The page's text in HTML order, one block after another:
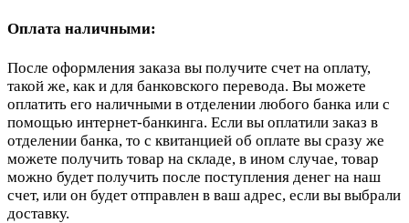
Оплата наличными:
После оформления заказа вы получите счет на оплату,
такой же, как и для банковского перевода. Вы можете
оплатить его наличными в отделении любого банка или с
помощью интернет-банкинга. Если вы оплатили заказ в
отделении банка, то с квитанцией об оплате вы сразу же
можете получить товар на складе, в ином случае, товар
можно будет получить после поступления денег на наш
счет, или он будет отправлен в ваш адрес, если вы выбрали
доставку.